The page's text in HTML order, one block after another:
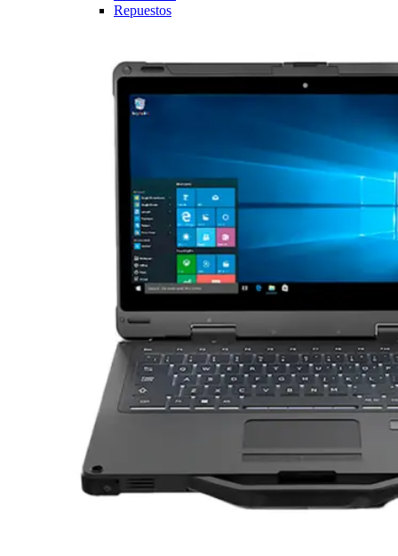
Repuestos